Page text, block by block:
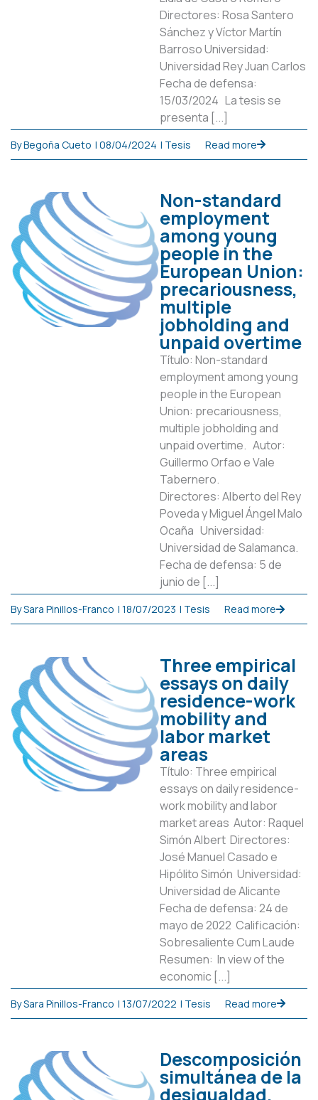
Directores: Rosa Santero
Sánchez y Víctor Martín
Barroso Universidad:
Universidad Rey Juan Carlos
Fecha de defensa:
15/03/2024 La tesis se
presenta [...]
ByBegoña Cueto | 08/04/2024 | Tesis Read more
Non-standard
employment
among young
people in the
European Union:
precariousness,
multiple
jobholding and
unpaid overtime
Título: Non-standard
employment among young
people in the European
Union: precariousness,
multiple jobholding and
unpaid overtime. Autor:
Guillermo Orfao e Vale
Tabernero.
Directores: Alberto del Rey
Poveda y Miguel Ángel Malo
Ocaña Universidad:
Universidad de Salamanca.
Fecha de defensa: 5 de
junio de [...]
BySara Pinillos-Franco | 18/07/2023 | Tesis Read more
Three empirical
essays on daily
residence-work
mobility and
labor market
areas
Título: Three empirical
essays on daily residence-
work mobility and labor
market areas Autor: Raquel
Simón Albert Directores:
José Manuel Casado e
Hipólito Simón Universidad:
Universidad de Alicante
Fecha de defensa: 24 de
mayo de 2022 Calificación:
Sobresaliente Cum Laude
Resumen: In view of the
economic [...]
BySara Pinillos-Franco | 13/07/2022 | Tesis Read more
Descomposición
simultánea de la
desigualdad.